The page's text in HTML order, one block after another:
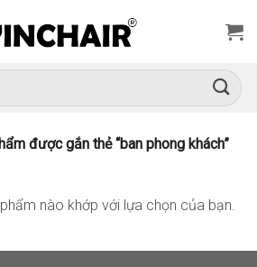
được gắn thẻ “ban phong khách”
nào khớp với lựa chọn của bạn.